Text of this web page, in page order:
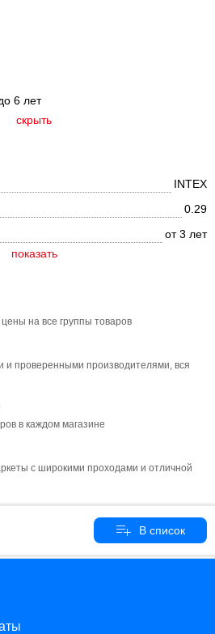
6 лет
скрыть
на все группы товаров
и проверенными производителями, вся
в каждом магазине
с широкими проходами и отличной
INTEX
0.29
от 3 лет